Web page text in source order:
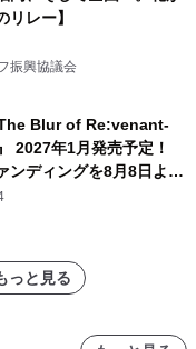
リレー】
振興協議会
Blur of Re:venant-
2027年1月発売予定！
ンディングを8月8日より
っと見る